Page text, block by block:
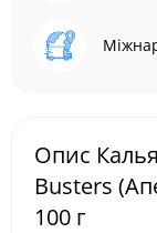
Опис
Busters
100 г